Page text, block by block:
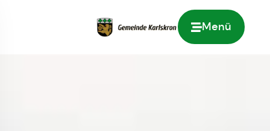
Menü